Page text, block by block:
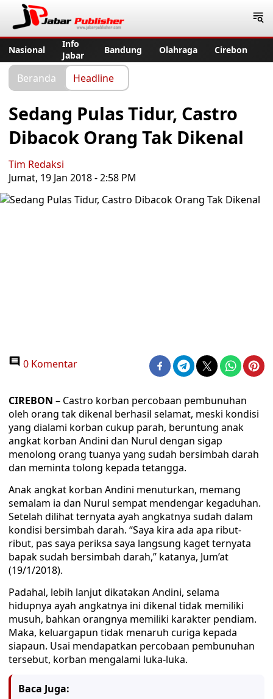
Nasional
Info
Jabar
Bandung Olahraga Cirebon
Beranda Headline
Sedang Pulas Tidur, Castro
Dibacok Orang Tak Dikenal
Tim Redaksi
Jumat, 19 Jan 2018 - 2:58 PM
0 Komentar
CIREBON – Castro korban percobaan pembunuhan
oleh orang tak dikenal berhasil selamat, meski kondisi
yang dialami korban cukup parah, beruntung anak
angkat korban Andini dan Nurul dengan sigap
menolong orang tuanya yang sudah bersimbah darah
dan meminta tolong kepada tetangga.
Anak angkat korban Andini menuturkan, memang
semalam ia dan Nurul sempat mendengar kegaduhan.
Setelah dilihat ternyata ayah angkatnya sudah dalam
kondisi bersimbah darah. “Saya kira ada apa ribut-
ribut, pas saya periksa saya langsung kaget ternyata
bapak sudah bersimbah darah,” katanya, Jum’at
(19/1/2018).
Padahal, lebih lanjut dikatakan Andini, selama
hidupnya ayah angkatnya ini dikenal tidak memiliki
musuh, bahkan orangnya memiliki karakter pendiam.
Maka, keluargapun tidak menaruh curiga kepada
siapaun. Usai mendapatkan percobaan pembunuhan
tersebut, korban mengalami luka-luka.
Baca Juga: